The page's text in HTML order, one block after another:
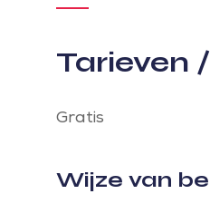
Tarieven
Gratis
Wijze van